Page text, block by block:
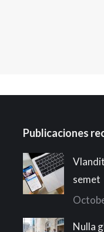
Publicaciones
semet
Nulla